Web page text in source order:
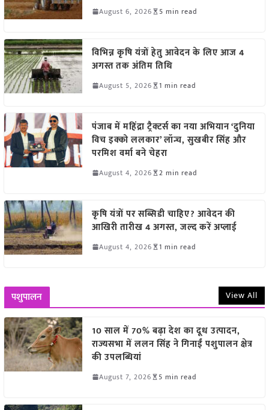
August 6, 2026 5 min read
विभिन्न कृषि यंत्रों हेतु आवेदन के लिए आज 4
अगस्त तक अंतिम तिथि
August 5, 2026 1 min read
पंजाब में महिंद्रा ट्रैक्टर्स का नया अभियान ‘दुनिया
विच इक्को ललकार’ लॉन्च, सुखबीर सिंह और
परमिश वर्मा बने चेहरा
August 4, 2026 2 min read
कृषि यंत्रों पर सब्सिडी चाहिए? आवेदन की
आखिरी तारीख 4 अगस्त, जल्द करें अप्लाई
August 4, 2026 1 min read
पशुपालन View All
10 साल में 70% बढ़ा देश का दूध उत्पादन,
राज्यसभा में ललन सिंह ने गिनाईं पशुपालन क्षेत्र
की उपलब्धियां
August 7, 2026 5 min read